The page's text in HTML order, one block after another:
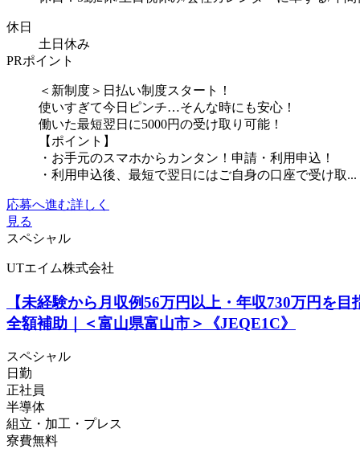
休日
土日休み
PRポイント
＜新制度＞日払い制度スタート！
使いすぎて今日ピンチ…そんな時にも安心！
働いた最短翌日に5000円の受け取り可能！
【ポイント】
・お手元のスマホからカンタン！申請・利用申込！
・利用申込後、最短で翌日にはご自身の口座で受け取...
応募へ進む詳しく
見る
スペシャル
UTエイム株式会社
【未経験から月収例56万円以上・年収730万円を
全額補助｜＜富山県富山市＞《JEQE1C》
スペシャル
日勤
正社員
半導体
組立・加工・プレス
寮費無料